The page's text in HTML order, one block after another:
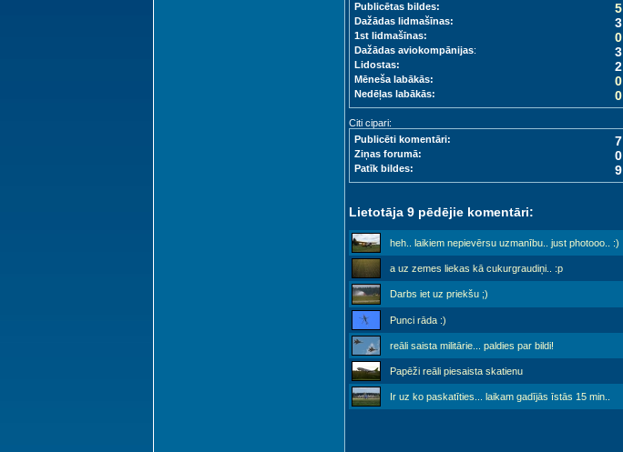
Publicētas bildes:
5
Dažādas lidmašīnas: 3
1st lidmašīnas: 0
Dažādas aviokompānijas: 3
Lidostas: 2
Mēneša labākās: 0
Nedēļas labākās: 0
Citi cipari:
Publicēti komentāri:
7
Ziņas forumā: 0
Patīk bildes: 9
Lietotāja 9 pēdējie komentāri:
heh.. laikiem nepievērsu uzmanību.. just photooo.. :)
a uz zemes liekas kā cukurgraudiņi.. :p
Darbs iet uz priekšu ;)
Punci rāda :)
reāli saista militārie... paldies par bildi!
Papēži reāli piesaista skatienu
Ir uz ko paskatīties... laikam gadījās īstās 15 min..